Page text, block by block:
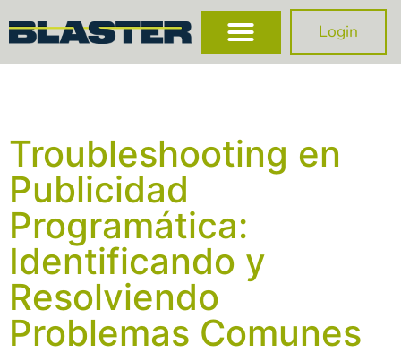
Login
Troubleshooting en
Publicidad
Programática:
Identificando y
Resolviendo
Problemas Comunes